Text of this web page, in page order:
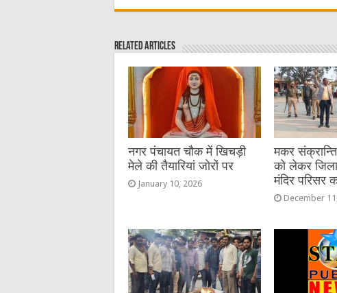
c
e
b
o
it
r
C
at
ai ss
n
g
er
at
A
p
p
Related Articles
नगर पंचायत चौक में खिचड़ी
मेले की तैयारियां जोरों पर
January 10, 2026
मकर संक्रान्ति
को लेकर
मंदिर परिसर
December